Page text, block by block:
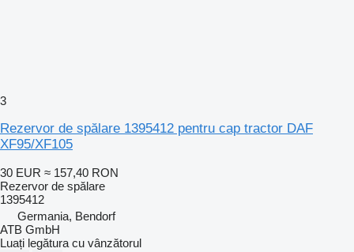
3
Rezervor de spălare 1395412 pentru cap tractor DAF
XF95/XF105
30 EUR ≈ 157,40 RON
Rezervor de spălare
1395412
Germania, Bendorf
ATB GmbH
Luați legătura cu vânzătorul